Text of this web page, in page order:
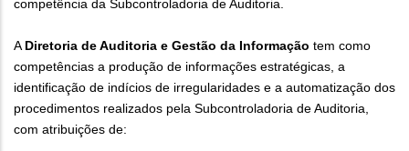
competência da Subcontroladoria de Auditoria.
A Diretoria de Auditoria e Gestão da Informação tem como
competências a produção de informações estratégicas, a
identificação de indícios de irregularidades e a automatização dos
procedimentos realizados pela Subcontroladoria de Auditoria,
com atribuições de: